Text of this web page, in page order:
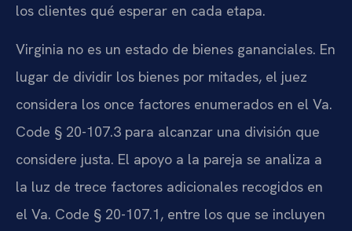
los clientes qué esperar en cada etapa.
Virginia no es un estado de bienes gananciales. En
lugar de dividir los bienes por mitades, el juez
considera los once factores enumerados en el Va.
Code § 20-107.3 para alcanzar una división que
considere justa. El apoyo a la pareja se analiza a
la luz de trece factores adicionales recogidos en
el Va. Code § 20-107.1, entre los que se incluyen